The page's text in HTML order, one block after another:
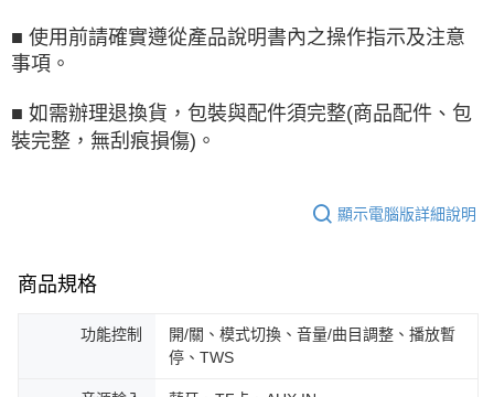
■ 使用前請確實遵從產品說明書內之操作指示及注意
事項。
■ 如需辦理退換貨，包裝與配件須完整(商品配件、包
裝完整，無刮痕損傷)。
顯示電腦版詳細說明
商品規格
功能控制
開/關、模式切換、音量/曲目調整、播放暫
停、TWS